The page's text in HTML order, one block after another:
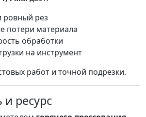
ровный рез
потери материала
обработки
на инструмент
работ и точной подрезки.
ресурс